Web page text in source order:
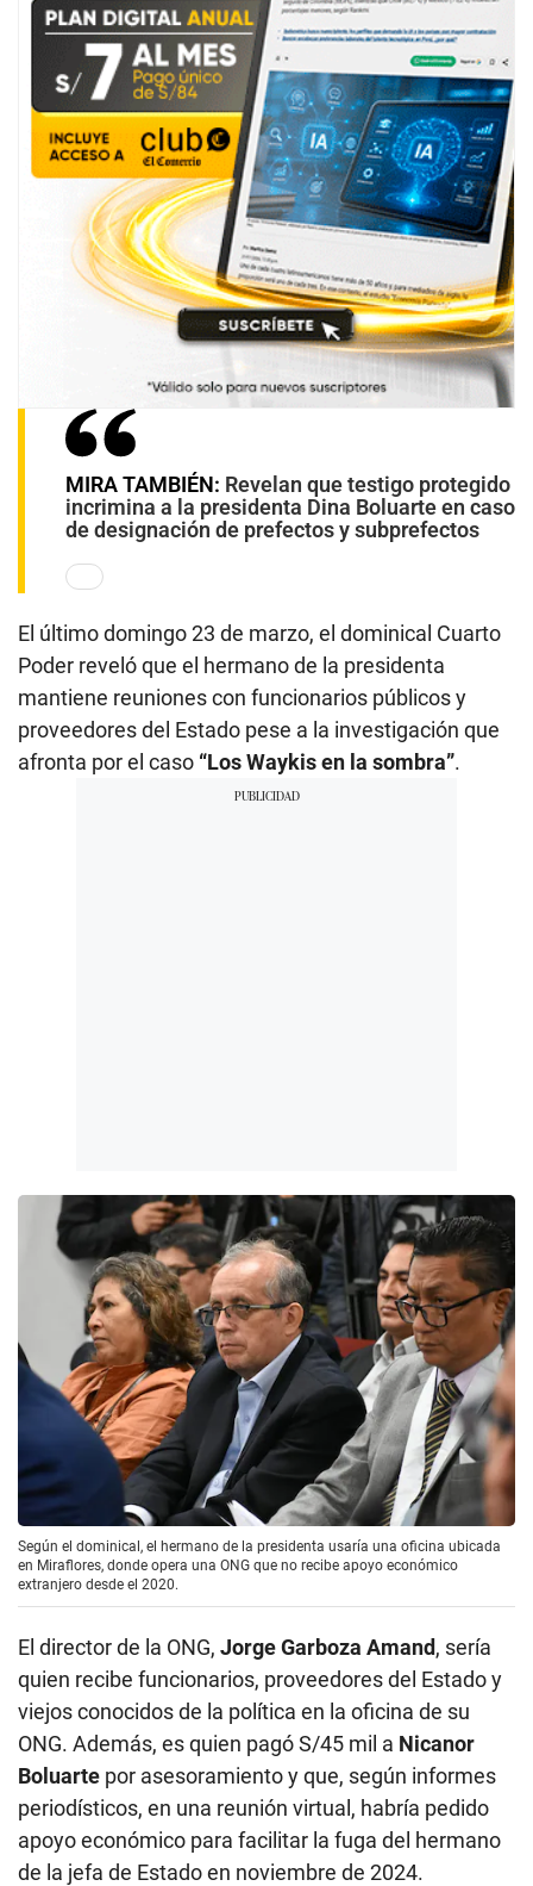
MIRA TAMBIÉN: Revelan que testigo protegido
incrimina a la presidenta Dina Boluarte en caso
de designación de prefectos y subprefectos
El último domingo 23 de marzo, el dominical Cuarto
Poder reveló que el hermano de la presidenta
mantiene reuniones con funcionarios públicos y
proveedores del Estado pese a la investigación que
afronta por el caso “Los Waykis en la sombra”.
Según el dominical, el hermano de la presidenta usaría una oficina ubicada
en Miraflores, donde opera una ONG que no recibe apoyo económico
extranjero desde el 2020.
El director de la ONG, Jorge Garboza Amand, sería
quien recibe funcionarios, proveedores del Estado y
viejos conocidos de la política en la oficina de su
ONG. Además, es quien pagó S/45 mil a Nicanor
Boluarte por asesoramiento y que, según informes
periodísticos, en una reunión virtual, habría pedido
apoyo económico para facilitar la fuga del hermano
de la jefa de Estado en noviembre de 2024.